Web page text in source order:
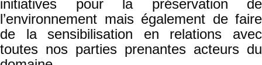
initiatives pour la préservation de
l’environnement mais également de faire
de la sensibilisation en relations avec
toutes nos parties prenantes acteurs du